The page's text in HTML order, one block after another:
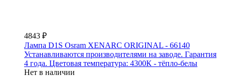
4843 ₽
Лампа D1S Osram XENARC ORIGINAL - 66140
Устанавливаются производителями на заводе. Гарантия
4 года. Цветовая температура: 4300К - тёпло-белы
Нет в наличии